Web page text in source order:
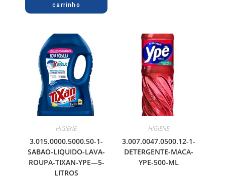
carrinho
HIGIENE
3.015.0000.5000.50-1-
SABAO-LIQUIDO-LAVA-
ROUPA-TIXAN-YPE—5-
LITROS
HIGIENE
3.007.0047.0500.12-1-
DETERGENTE-MACA-
YPE-500-ML